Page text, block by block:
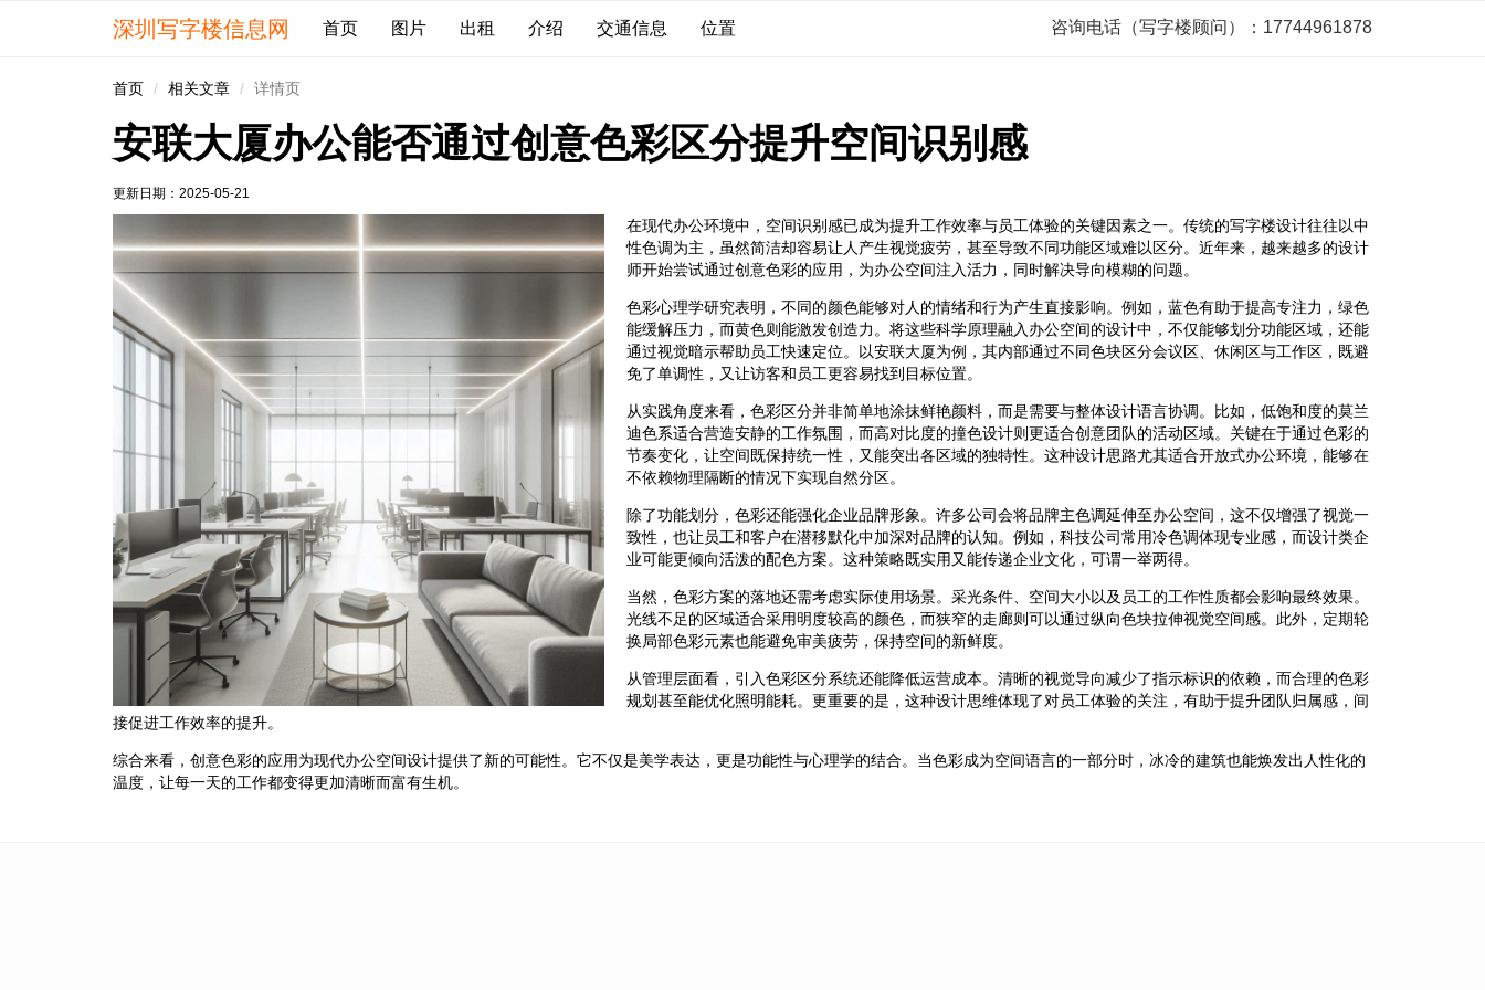
深圳写字楼信息网 首页 图片 出租 介绍 交通信息 位置 咨询电话（写字楼顾问）：17744961878
首页 相关文章 详情页
安联大厦办公能否通过创意色彩区分提升空间识别感
更新日期： 2025-05-21
在现代办公环境中，空间识别感已成为提升工作效率与员工体验的关键因素之一。传统的写字楼设计往往以中
性色调为主，虽然简洁却容易让人产生视觉疲劳，甚至导致不同功能区域难以区分。近年来，越来越多的设计
师开始尝试通过创意色彩的应用，为办公空间注入活力，同时解决导向模糊的问题。
色彩心理学研究表明，不同的颜色能够对人的情绪和行为产生直接影响。例如，蓝色有助于提高专注力，绿色
能缓解压力，而黄色则能激发创造力。将这些科学原理融入办公空间的设计中，不仅能够划分功能区域，还能
通过视觉暗示帮助员工快速定位。以安联大厦为例，其内部通过不同色块区分会议区、休闲区与工作区，既避
免了单调性，又让访客和员工更容易找到目标位置。
从实践角度来看，色彩区分并非简单地涂抹鲜艳颜料，而是需要与整体设计语言协调。比如，低饱和度的莫兰
迪色系适合营造安静的工作氛围，而高对比度的撞色设计则更适合创意团队的活动区域。关键在于通过色彩的
节奏变化，让空间既保持统一性，又能突出各区域的独特性。这种设计思路尤其适合开放式办公环境，能够在
不依赖物理隔断的情况下实现自然分区。
除了功能划分，色彩还能强化企业品牌形象。许多公司会将品牌主色调延伸至办公空间，这不仅增强了视觉一
致性，也让员工和客户在潜移默化中加深对品牌的认知。例如，科技公司常用冷色调体现专业感，而设计类企
业可能更倾向活泼的配色方案。这种策略既实用又能传递企业文化，可谓一举两得。
当然，色彩方案的落地还需考虑实际使用场景。采光条件、空间大小以及员工的工作性质都会影响最终效果。
光线不足的区域适合采用明度较高的颜色，而狭窄的走廊则可以通过纵向色块拉伸视觉空间感。此外，定期轮
换局部色彩元素也能避免审美疲劳，保持空间的新鲜度。
从管理层面看，引入色彩区分系统还能降低运营成本。清晰的视觉导向减少了指示标识的依赖，而合理的色彩
规划甚至能优化照明能耗。更重要的是，这种设计思维体现了对员工体验的关注，有助于提升团队归属感，间
接促进工作效率的提升。
综合来看，创意色彩的应用为现代办公空间设计提供了新的可能性。它不仅是美学表达，更是功能性与心理学的结合。当色彩成为空间语言的一部分时，冰冷的建筑也能焕发出人性化的
温度，让每一天的工作都变得更加清晰而富有生机。